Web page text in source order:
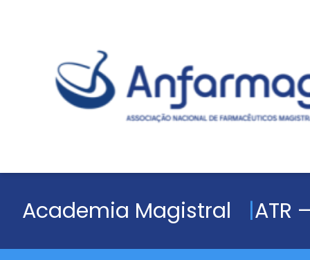
Academia Magistral ATR